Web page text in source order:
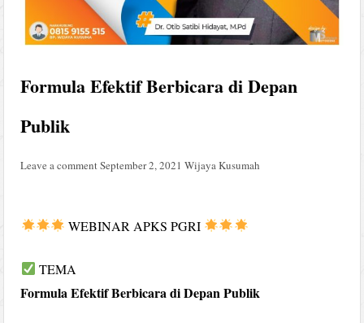
Formula Efektif Berbicara di Depan
Publik
Leave a comment September 2, 2021 Wijaya Kusumah
WEBINAR APKS PGRI
TEMA
Formula Efektif Berbicara di Depan Publik